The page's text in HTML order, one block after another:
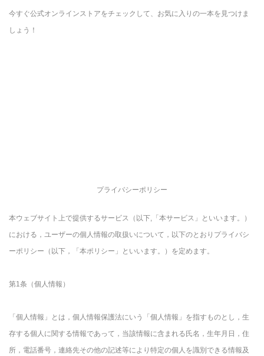
今すぐ公式オンラインストアをチェックして、お気に入りの一本を見つけま
しょう！
プライバシーポリシー
本ウェブサイト上で提供するサービス（以下,「本サービス」といいます。）
における，ユーザーの個人情報の取扱いについて，以下のとおりプライバシ
ーポリシー（以下，「本ポリシー」といいます。）を定めます。
第1条（個人情報）
「個人情報」とは，個人情報保護法にいう「個人情報」を指すものとし，生
存する個人に関する情報であって，当該情報に含まれる氏名，生年月日，住
所，電話番号，連絡先その他の記述等により特定の個人を識別できる情報及